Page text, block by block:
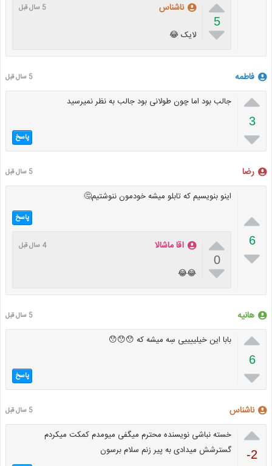

5

ناشناس 5 سال قبل
لایک 😂
فاطمه 5 سال قبل

3

جالب بود اما چون طولانی بود جالب به نظر نمیرسید
پاسخ
رضا 5 سال قبل

6

اینو بنویسیم که تابلو میشه خودمون ننوشتیم🤔
پاسخ

0

اقا ماشالا 4 سال قبل
😂😂
هانیه 5 سال قبل

6

بابا این خیلییییی سِه میشه که 😯😯😯
پاسخ
ناشناس 5 سال قبل

-2
خسته نباشی نویسنده محترم میگفی میومدم کمکت میکردم
گسترشش میدادی به پیر زنم سلام برسون